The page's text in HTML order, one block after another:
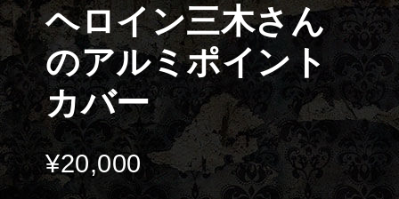
ヘロイン三木さん
のアルミポイント
カバー
¥20,000